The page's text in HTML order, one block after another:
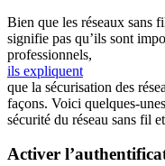
Bien que les réseaux sans
signifie pas qu’ils sont
professionnels,
ils expliquent
que la sécurisation des
façons. Voici quelques-
sécurité du réseau sans fil
Activer